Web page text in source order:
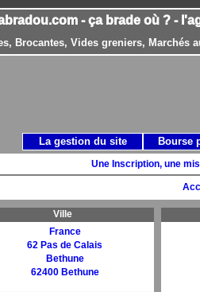
- ça brade où ? -
Brocantes, Vides greniers, Marchés
Une Inscription, une
Ville
France
62 Pas de Calais
Bethune
62400 Bethune
La gestion du site Bourse